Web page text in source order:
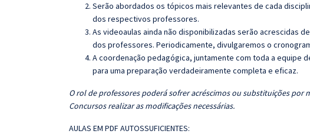
Serão abordados os tópicos mais relevantes de cada
dos respectivos professores.
As videoaulas ainda não disponibilizadas serão acrescidas
dos professores. Periodicamente, divulgaremos o
A coordenação pedagógica, juntamente com toda a equipe
para uma preparação verdadeiramente completa e eficaz.
O rol de professores poderá sofrer acréscimos ou substituições por
Concursos realizar as modificações necessárias.
AULAS EM PDF AUTOSSUFICIENTES: